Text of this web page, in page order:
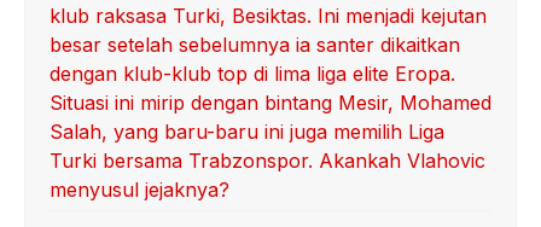
klub raksasa Turki, Besiktas. Ini menjadi kejutan
besar setelah sebelumnya ia santer dikaitkan
dengan klub-klub top di lima liga elite Eropa.
Situasi ini mirip dengan bintang Mesir, Mohamed
Salah, yang baru-baru ini juga memilih Liga
Turki bersama Trabzonspor. Akankah Vlahovic
menyusul jejaknya?